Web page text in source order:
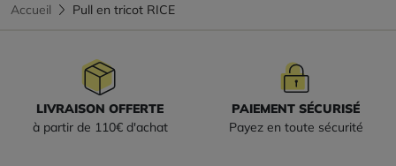
Accueil Pull en tricot RICE
LIVRAISON OFFERTE
à partir de 110€ d'achat
PAIEMENT SÉCURISÉ
Payez en toute sécurité